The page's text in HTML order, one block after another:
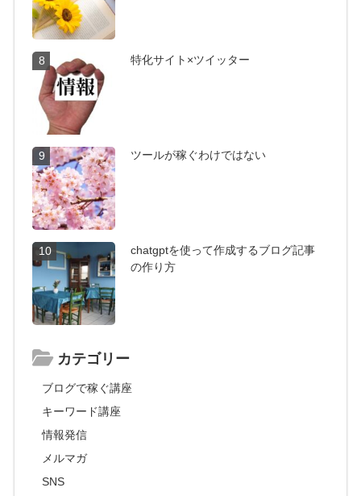
8 特化サイト×ツイッター
9 ツールが稼ぐわけではない
10
chatgptを使って作成するブログ記事
の作り方
カテゴリー
ブログで稼ぐ講座
キーワード講座
情報発信
メルマガ
SNS